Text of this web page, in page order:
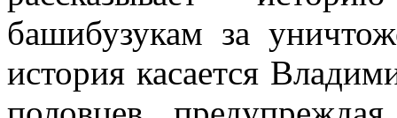
башибузукам за
история касается